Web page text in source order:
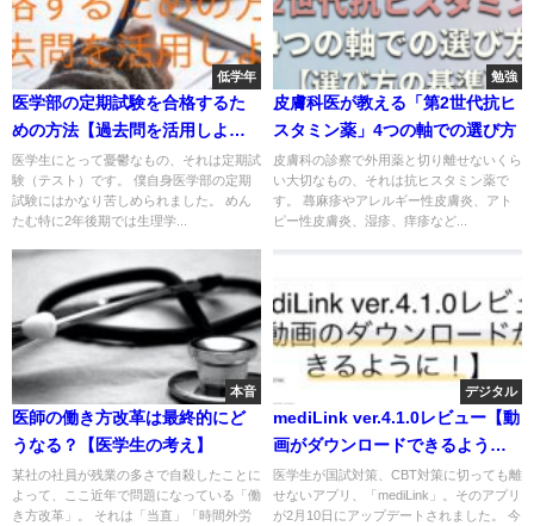
低学年
医学部の定期試験を合格するた
めの方法【過去問を活用しよ
う】
医学生にとって憂鬱なもの、それは定期試
験（テスト）です。 僕自身医学部の定期
試験にはかなり苦しめられました。 めん
たむ特に2年後期では生理学...
勉強
皮膚科医が教える「第2世代抗ヒ
スタミン薬」4つの軸での選び方
皮膚科の診察で外用薬と切り離せないくら
い大切なもの、それは抗ヒスタミン薬で
す。 蕁麻疹やアレルギー性皮膚炎、アト
ピー性皮膚炎、湿疹、痒疹など...
本音
医師の働き方改革は最終的にど
うなる？【医学生の考え】
某社の社員が残業の多さで自殺したことに
よって、ここ近年で問題になっている「働
き方改革」。 それは「当直」「時間外労
デジタル
mediLink ver.4.1.0レビュー【動
画がダウンロードできるように
なった！】
医学生が国試対策、CBT対策に切っても離
せないアプリ、「mediLink」。そのアプリ
が2月10日にアップデートされました。 今